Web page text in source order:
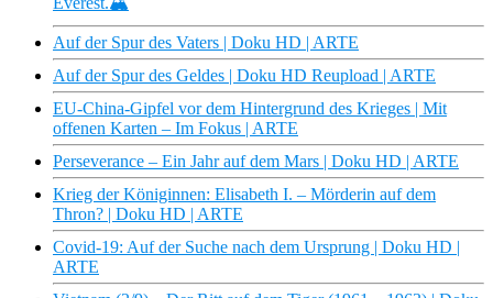
Auf der Spur des Vaters | Doku HD | ARTE
Auf der Spur des Geldes | Doku HD Reupload | ARTE
EU-China-Gipfel vor dem Hintergrund des Krieges | Mit
offenen Karten – Im Fokus | ARTE
Perseverance – Ein Jahr auf dem Mars | Doku HD | ARTE
Krieg der Königinnen: Elisabeth I. – Mörderin auf dem
Thron? | Doku HD | ARTE
Covid-19: Auf der Suche nach dem Ursprung | Doku HD |
ARTE